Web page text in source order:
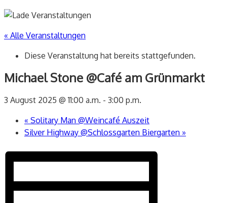
« Alle Veranstaltungen
Diese Veranstaltung hat bereits stattgefunden.
Michael Stone @Café am Grünmarkt
3 August 2025 @ 11:00 a.m. - 3:00 p.m.
« Solitary Man @Weincafé Auszeit
Silver Highway @Schlossgarten Biergarten »